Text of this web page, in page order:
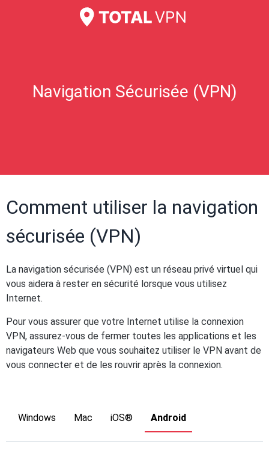
Navigation Sécurisée (VPN)
Comment utiliser la navigation
sécurisée (VPN)
La navigation sécurisée (VPN) est un réseau privé virtuel qui
vous aidera à rester en sécurité lorsque vous utilisez
Internet.
Pour vous assurer que votre Internet utilise la connexion
VPN, assurez-vous de fermer toutes les applications et les
navigateurs Web que vous souhaitez utiliser le VPN avant de
vous connecter et de les rouvrir après la connexion.
Windows Mac iOS® Android